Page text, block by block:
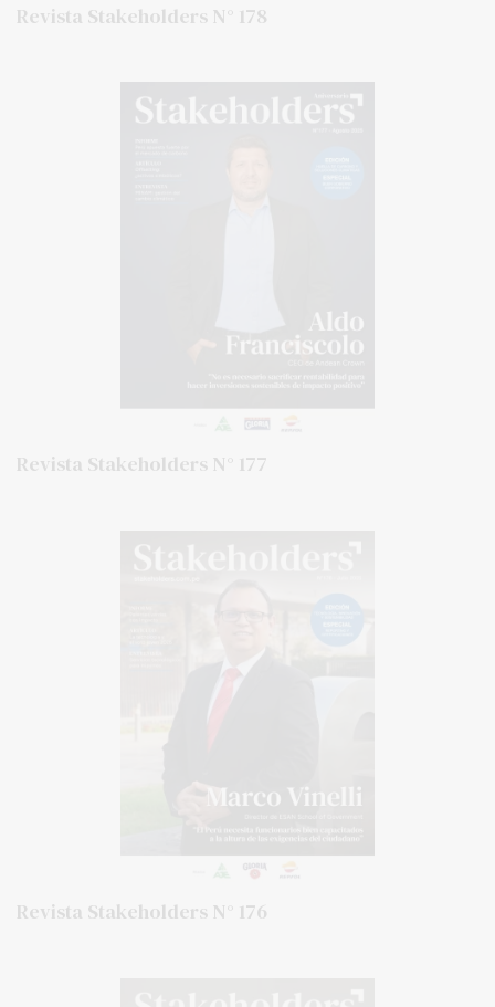
Revista Stakeholders N° 178
Revista Stakeholders N° 177
Revista Stakeholders N° 176